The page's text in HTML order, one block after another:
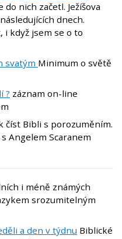
do nich začetl. Ježíšova
dnech.
i když jsem se o to
svatým Minimum o světě
? záznam on-line
číst Bibli s porozuměním.
Angelem Scaranem
i méně známých
srozumitelným
a den v týdnu Biblické